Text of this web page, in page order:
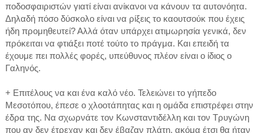
ποδοσφαιριστών γιατί είναι ανίκανοι να κάνουν τα αυτονόητα.
Δηλαδή πόσο δύσκολο είναι να ρίξεις το καουτσούκ που έχεις
ήδη προμηθευτεί? Αλλά όταν υπάρχει ατιμωρησία γενικά, δεν
πρόκειται να φτιάξει ποτέ τούτο το πράγμα. Και επειδή τα
έχουμε πει πολλές φορές, υπεύθυνος πλέον είναι ο ίδιος ο
Γαληνός.
+ Επιτέλους να και ένα καλό νέο. Τελειώνει το γήπεδο
Μεσοτόπου, έπεσε ο χλοοτάπητας και η ομάδα επιστρέφει στην
έδρα της. Να σχωρνάτε τον Κωνσταντιδέλλη και τον Τρυγώνη
που αν δεν έτρεχαν και δεν έβαζαν πλάτη, ακόμα έτσι θα ήταν